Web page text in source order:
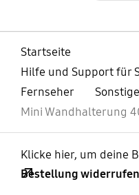
Startseite
Hilfe und Support für
Fernseher
Sonstige
Mini Wandhalterung
Klicke hier, um deine
Bestellung widerrufen